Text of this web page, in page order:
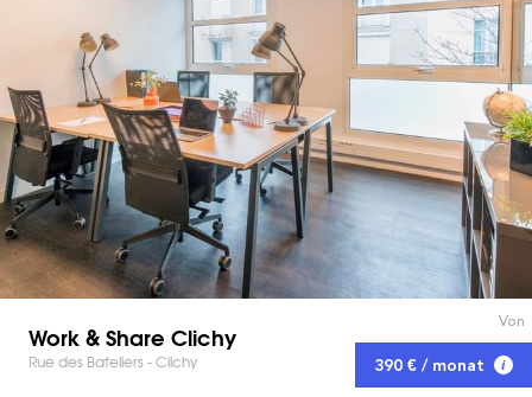
Work & Share Clichy
Rue des Bateliers - Clichy
Von
390 € / monat